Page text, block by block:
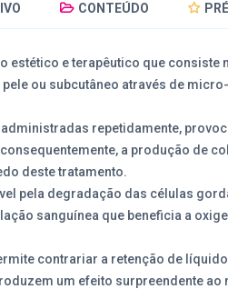
CONTEÚDO
estético e terapêutico que consiste
ou subcutâneo através de
repetidamente,
a produção de
deste tratamento.
pela degradação das células
sanguínea que beneficia a
contrariar a retenção de
um efeito surpreendente ao